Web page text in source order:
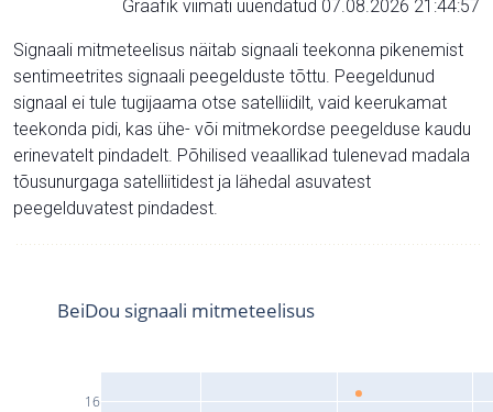
Graafik viimati uuendatud 07.08.2026 21:44:57
Signaali mitmeteelisus näitab signaali teekonna pikenemist
sentimeetrites signaali peegelduste tõttu. Peegeldunud
signaal ei tule tugijaama otse satelliidilt, vaid keerukamat
teekonda pidi, kas ühe- või mitmekordse peegelduse kaudu
erinevatelt pindadelt. Põhilised veaallikad tulenevad madala
tõusunurgaga satelliitidest ja lähedal asuvatest
peegelduvatest pindadest.
16
BeiDou signaali mitmeteelisus